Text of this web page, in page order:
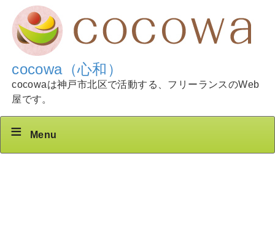
cocowa（心和）
cocowaは神戸市北区で活動する、フリーランスのWeb
屋です。
Menu